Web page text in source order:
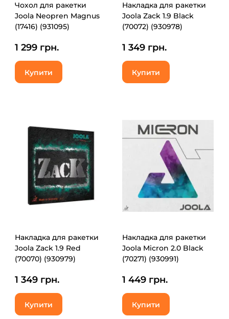
Чохол для ракетки
Joola Neopren Magnus
(17416) (931095)
1 299 грн.
Купити
Накладка для ракетки
Joola Zack 1.9 Black
(70072) (930978)
1 349 грн.
Купити
Накладка для ракетки
Joola Zack 1.9 Red
(70070) (930979)
1 349 грн.
Купити
Накладка для ракетки
Joola Micron 2.0 Black
(70271) (930991)
1 449 грн.
Купити